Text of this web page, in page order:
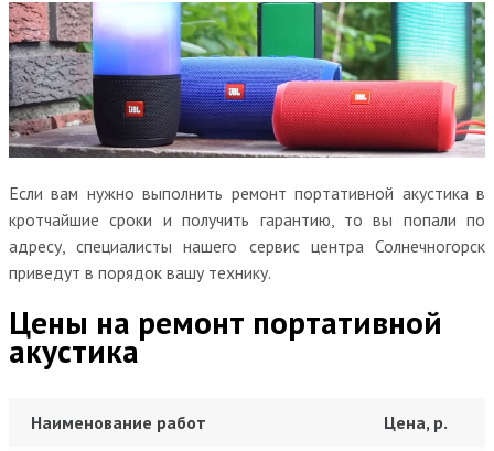
Если вам нужно выполнить ремонт портативной акустика в
кротчайшие сроки и получить гарантию, то вы попали по
адресу, специалисты нашего сервис центра Солнечногорск
приведут в порядок вашу технику.
Цены на ремонт портативной
акустика
Наименование работ Цена, р.